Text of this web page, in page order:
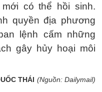
có thể hồi sinh.
quyền địa phương
lệnh cấm những
gây hủy hoại môi
THÁI (Nguồn: Dailymail)